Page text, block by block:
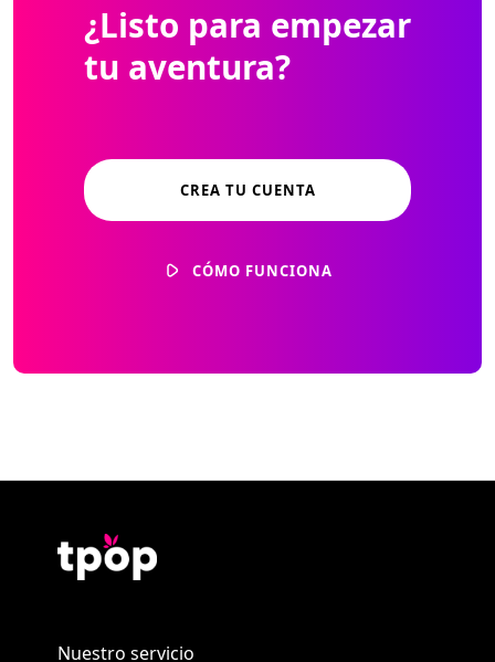
¿Listo para empezar
tu aventura?
CREA TU CUENTA
CÓMO FUNCIONA
Nuestro servicio